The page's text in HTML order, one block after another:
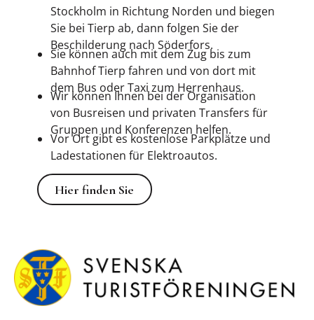
Stockholm in Richtung Norden und biegen
Sie bei Tierp ab, dann folgen Sie der
Beschilderung nach Söderfors.
Sie können auch mit dem Zug bis zum
Bahnhof Tierp fahren und von dort mit
dem Bus oder Taxi zum Herrenhaus.
Wir können Ihnen bei der Organisation
von Busreisen und privaten Transfers für
Gruppen und Konferenzen helfen.
Vor Ort gibt es kostenlose Parkplätze und
Ladestationen für Elektroautos.
Hier finden Sie
Hier finden Sie